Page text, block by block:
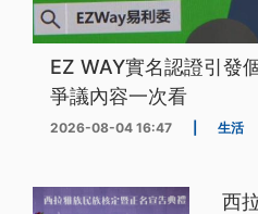
EZ WAY實名認證引發
爭議內容一次看
2026-08-04 16:47 生活
西